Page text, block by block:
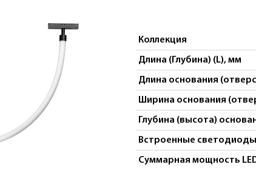
Коллекция
Длина (Глубина) (L), мм
Длина основания
Ширина основания
Глубина (высота)
Встроенные светодиоды
Суммарная мощность